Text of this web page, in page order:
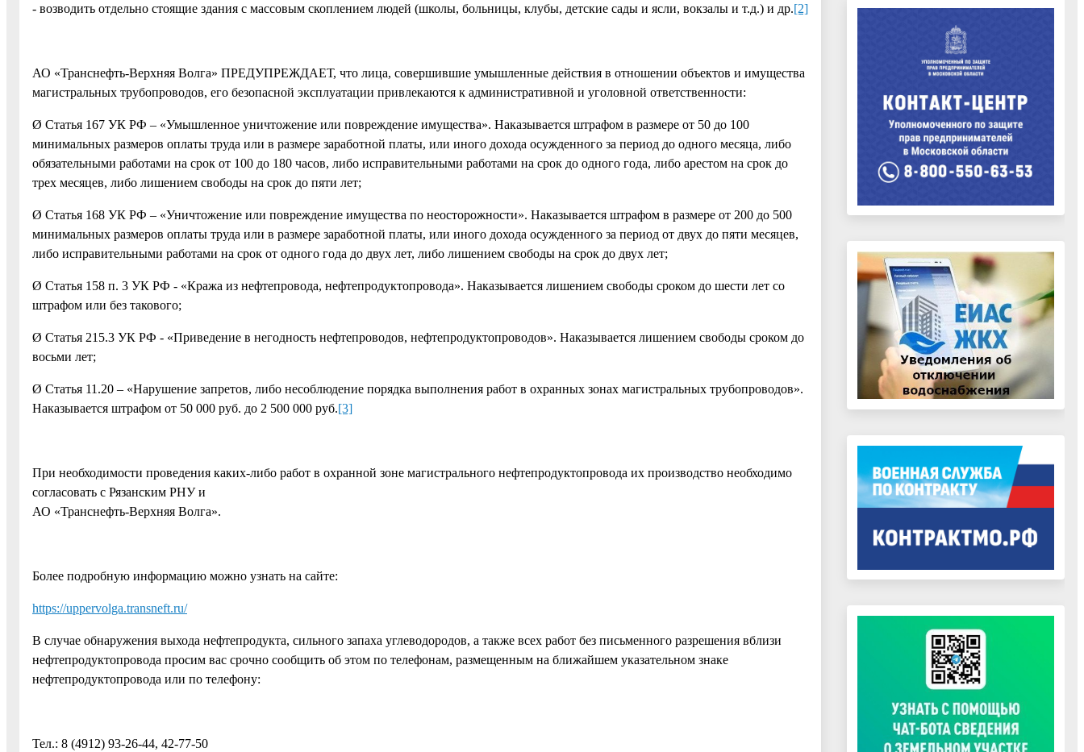
- возводить отдельно стоящие здания с массовым скоплением людей (школы, больницы, клубы, детские сады и ясли, вокзалы и т.д.) и др.[2]
АО «Транснефть-Верхняя Волга» ПРЕДУПРЕЖДАЕТ, что лица, совершившие умышленные действия в отношении объектов и имущества
магистральных трубопроводов, его безопасной эксплуатации привлекаются к административной и уголовной ответственности:
Ø Статья 167 УК РФ – «Умышленное уничтожение или повреждение имущества». Наказывается штрафом в размере от 50 до 100
минимальных размеров оплаты труда или в размере заработной платы, или иного дохода осужденного за период до одного месяца, либо
обязательными работами на срок от 100 до 180 часов, либо исправительными работами на срок до одного года, либо арестом на срок до
трех месяцев, либо лишением свободы на срок до пяти лет;
Ø Статья 168 УК РФ – «Уничтожение или повреждение имущества по неосторожности». Наказывается штрафом в размере от 200 до 500
минимальных размеров оплаты труда или в размере заработной платы, или иного дохода осужденного за период от двух до пяти месяцев,
либо исправительными работами на срок от одного года до двух лет, либо лишением свободы на срок до двух лет;
Ø Статья 158 п. 3 УК РФ - «Кража из нефтепровода, нефтепродуктопровода». Наказывается лишением свободы сроком до шести лет со
штрафом или без такового;
Ø Статья 215.3 УК РФ - «Приведение в негодность нефтепроводов, нефтепродуктопроводов». Наказывается лишением свободы сроком до
восьми лет;
Ø Статья 11.20 – «Нарушение запретов, либо несоблюдение порядка выполнения работ в охранных зонах магистральных трубопроводов».
Наказывается штрафом от 50 000 руб. до 2 500 000 руб.[3]
При необходимости проведения каких-либо работ в охранной зоне магистрального нефтепродуктопровода их производство необходимо
согласовать с Рязанским РНУ и
АО «Транснефть-Верхняя Волга».
Более подробную информацию можно узнать на сайте:
https://uppervolga.transneft.ru/
В случае обнаружения выхода нефтепродукта, сильного запаха углеводородов, а также всех работ без письменного разрешения вблизи
нефтепродуктопровода просим вас срочно сообщить об этом по телефонам, размещенным на ближайшем указательном знаке
нефтепродуктопровода или по телефону:
Тел.: 8 (4912) 93-26-44, 42-77-50